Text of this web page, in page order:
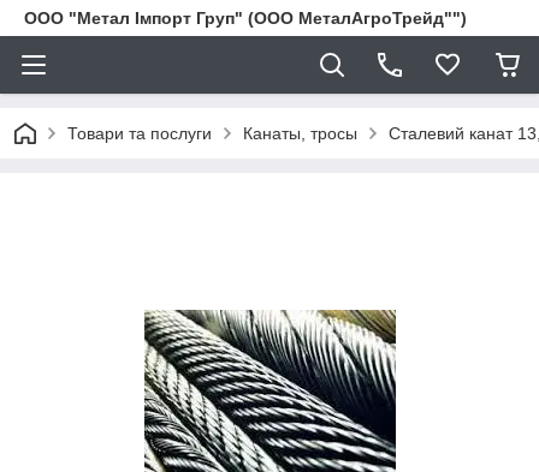
ООО "Метал Імпорт Груп" (ООО МеталАгроТрейд"")
Товари та послуги Канаты, тросы Сталевий канат